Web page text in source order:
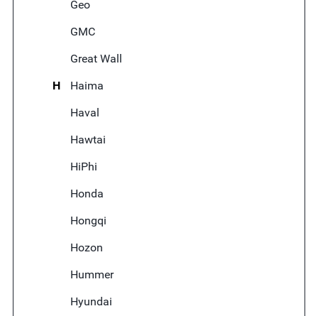
Geo
GMC
Great Wall
H
Haima
Haval
Hawtai
HiPhi
Honda
Hongqi
Hozon
Hummer
Hyundai